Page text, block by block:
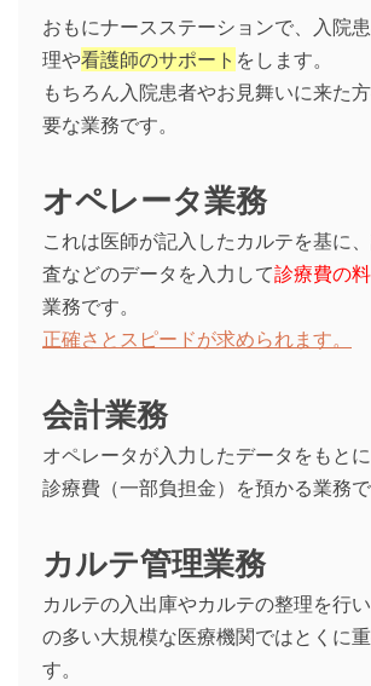
おもにナースステーションで、入院
理や看護師のサポート をします。
もちろん入院患者やお見舞いに来た
要な業務です。
オペレータ業務
これは医師が記入したカルテを基に
査などのデータを入力して診療費の
業務です。
正確さとスピードが求められます。
会計業務
オペレータが入力したデータをもと
診療費（一部負担金）を預かる業務で
カルテ管理業務
カルテの入出庫やカルテの整理を行
の多い大規模な医療機関ではとくに
す。